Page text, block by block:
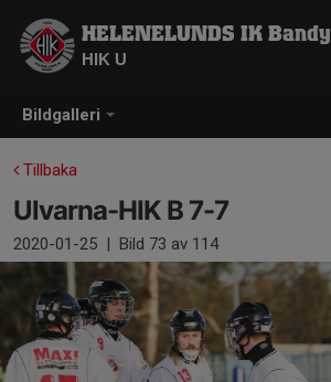
Bildgalleri
HELENELUNDS IK Bandy
HIK U
Tillbaka
Ulvarna-HIK B 7-7
2020-01-25 | Bild 73 av 114